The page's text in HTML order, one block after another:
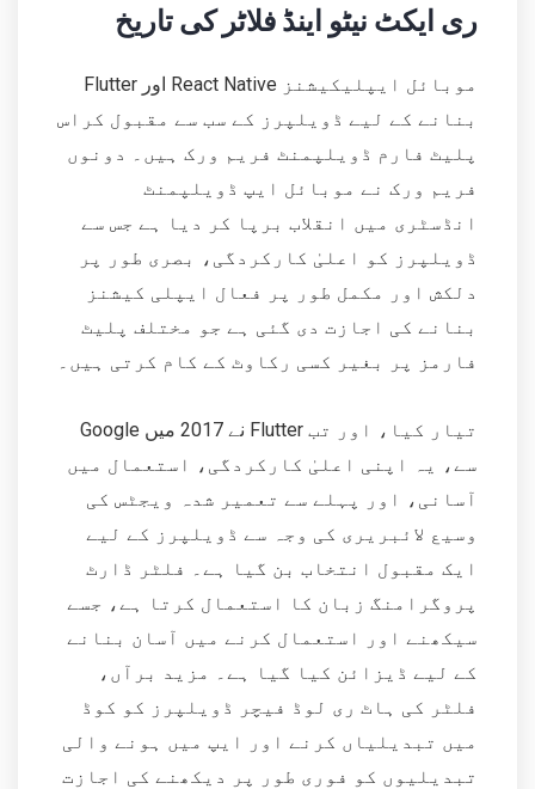
ری ایکٹ نیٹو اینڈ فلاٹر کی تاریخ
Flutter اور React Native موبائل ایپلیکیشنز
بنانے کے لیے ڈویلپرز کے سب سے مقبول کراس
پلیٹ فارم ڈویلپمنٹ فریم ورک ہیں۔ دونوں
فریم ورک نے موبائل ایپ ڈویلپمنٹ
انڈسٹری میں انقلاب برپا کر دیا ہے جس سے
ڈویلپرز کو اعلیٰ کارکردگی، بصری طور پر
دلکش اور مکمل طور پر فعال ایپلی کیشنز
بنانے کی اجازت دی گئی ہے جو مختلف پلیٹ
فارمز پر بغیر کسی رکاوٹ کے کام کرتی ہیں۔
Google نے 2017 میں Flutter تیار کیا، اور تب
سے، یہ اپنی اعلیٰ کارکردگی، استعمال میں
آسانی، اور پہلے سے تعمیر شدہ ویجٹس کی
وسیع لائبریری کی وجہ سے ڈویلپرز کے لیے
ایک مقبول انتخاب بن گیا ہے۔ فلٹر ڈارٹ
پروگرامنگ زبان کا استعمال کرتا ہے، جسے
سیکھنے اور استعمال کرنے میں آسان بنانے
کے لیے ڈیزائن کیا گیا ہے۔ مزید برآں،
فلٹر کی ہاٹ ری لوڈ فیچر ڈویلپرز کو کوڈ
میں تبدیلیاں کرنے اور ایپ میں ہونے والی
تبدیلیوں کو فوری طور پر دیکھنے کی اجازت